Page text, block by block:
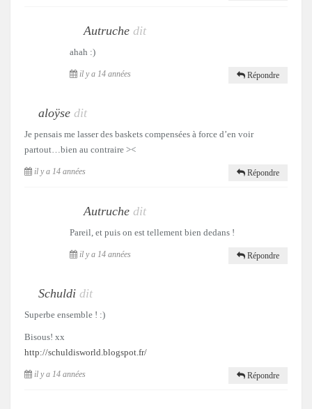
Autruche dit
ahah :)
il y a 14 années Répondre
aloÿse dit
Je pensais me lasser des baskets compensées à force d’en voir
partout…bien au contraire ><
il y a 14 années Répondre
Autruche dit
Pareil, et puis on est tellement bien dedans !
il y a 14 années Répondre
Schuldi dit
Superbe ensemble ! :)
Bisous! xx
http://schuldisworld.blogspot.fr/
il y a 14 années Répondre